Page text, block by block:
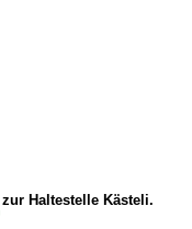
Haltestelle Kästeli.